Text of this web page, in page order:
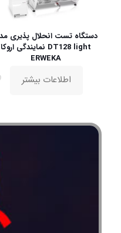
دستگاه تست انحلال پذیری
DT128 light نمایندگی اروکا
ERWEKA
اطلاعات بیشتر